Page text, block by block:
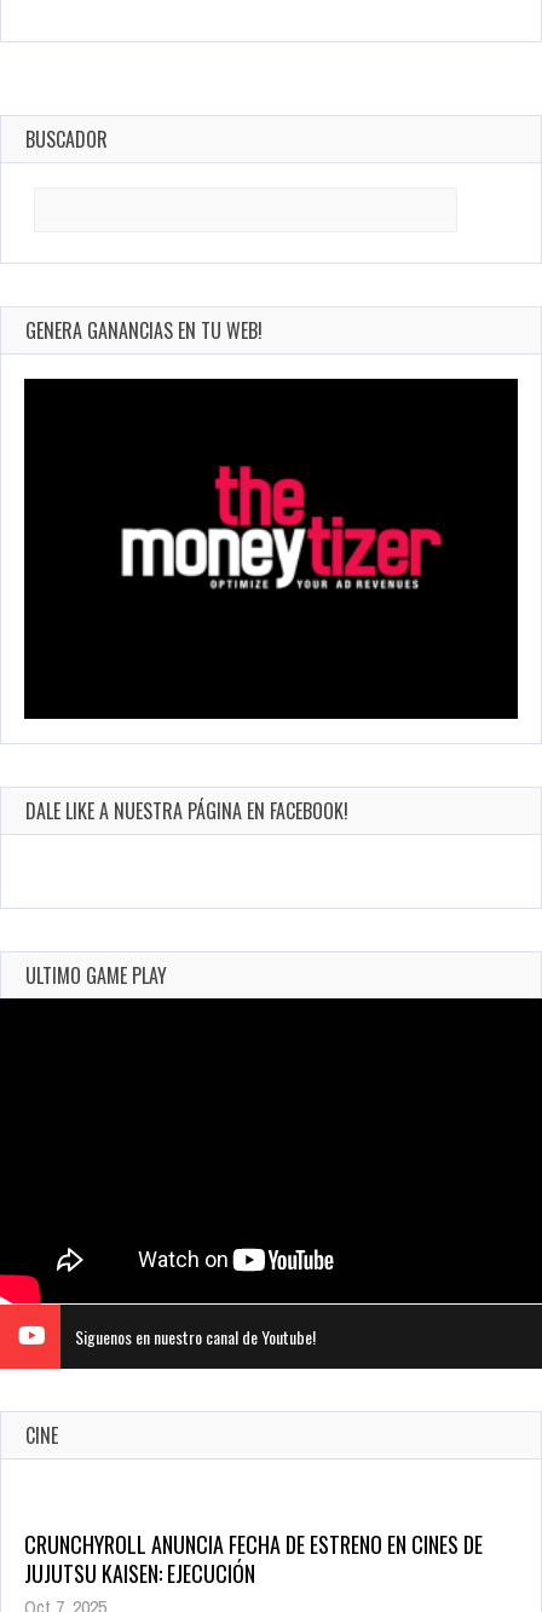
BUSCADOR
GENERA GANANCIAS EN TU WEB!
DALE LIKE A NUESTRA PÁGINA EN FACEBOOK!
ULTIMO GAME PLAY
Siguenos en nuestro canal de Youtube!
CINE
CRUNCHYROLL ANUNCIA FECHA DE ESTRENO EN CINES DE
JUJUTSU KAISEN: EJECUCIÓN
Oct 7, 2025